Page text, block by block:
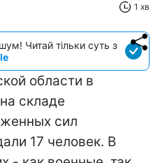
1 хв
Читай тільки суть з
области в
складе
сил
17 человек. В